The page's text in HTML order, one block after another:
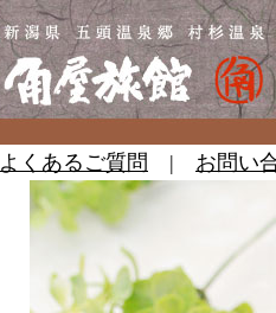
よくあるご質問 | お問い